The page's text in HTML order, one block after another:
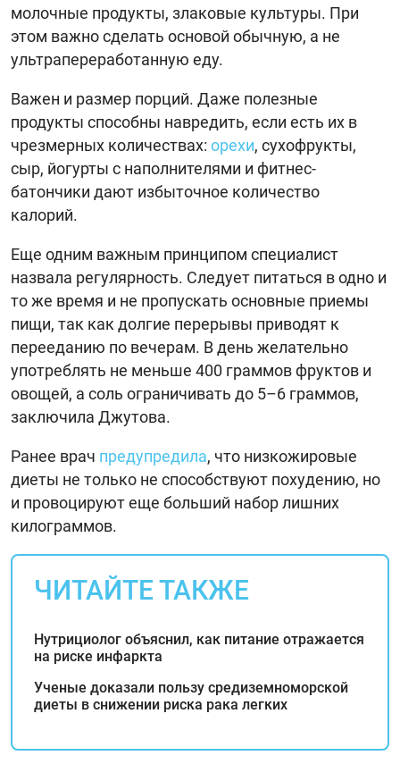
молочные продукты, злаковые культуры. При
этом важно сделать основой обычную, а не
ультрапереработанную еду.
Важен и размер порций. Даже полезные
продукты способны навредить, если есть их в
чрезмерных количествах: орехи, сухофрукты,
сыр, йогурты с наполнителями и фитнес-
батончики дают избыточное количество
калорий.
Еще одним важным принципом специалист
назвала регулярность. Следует питаться в одно и
то же время и не пропускать основные приемы
пищи, так как долгие перерывы приводят к
перееданию по вечерам. В день желательно
употреблять не меньше 400 граммов фруктов и
овощей, а соль ограничивать до 5–6 граммов,
заключила Джутова.
Ранее врач предупредила, что низкожировые
диеты не только не способствуют похудению, но
и провоцируют еще больший набор лишних
килограммов.
ЧИТАЙТЕ ТАКЖЕ
Нутрициолог объяснил, как питание отражается
на риске инфаркта
Ученые доказали пользу средиземноморской
диеты в снижении риска рака легких